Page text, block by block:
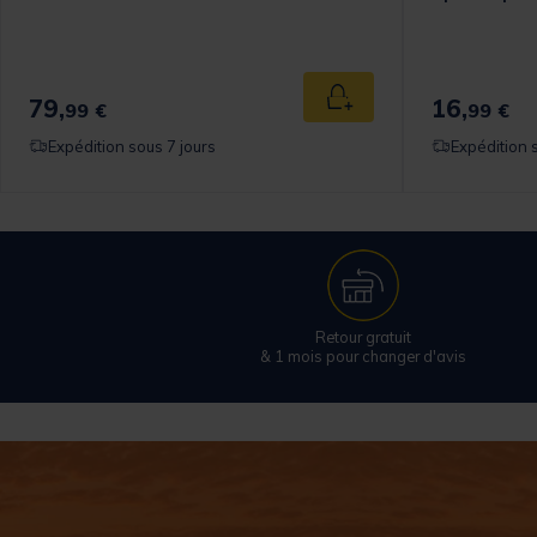
panier
79,99 € Ajouter au panier
Expédition sous 7 jours
16,99 €
Expédition
Retour gratuit
& 1 mois pour changer d'avis